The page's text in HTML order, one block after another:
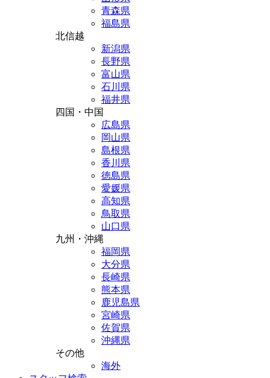
青森県
福島県
北信越
新潟県
長野県
富山県
石川県
福井県
四国・中国
広島県
岡山県
島根県
香川県
徳島県
愛媛県
高知県
鳥取県
山口県
九州・沖縄
福岡県
大分県
長崎県
熊本県
鹿児島県
宮崎県
佐賀県
沖縄県
その他
海外